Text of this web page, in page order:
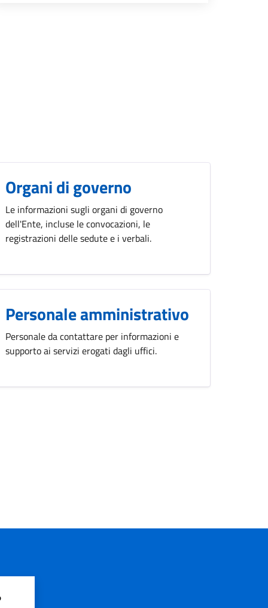
Organi di governo
Le informazioni sugli organi di governo
dell'Ente, incluse le convocazioni, le
registrazioni delle sedute e i verbali.
Personale amministrativo
Personale da contattare per informazioni e
supporto ai servizi erogati dagli uffici.